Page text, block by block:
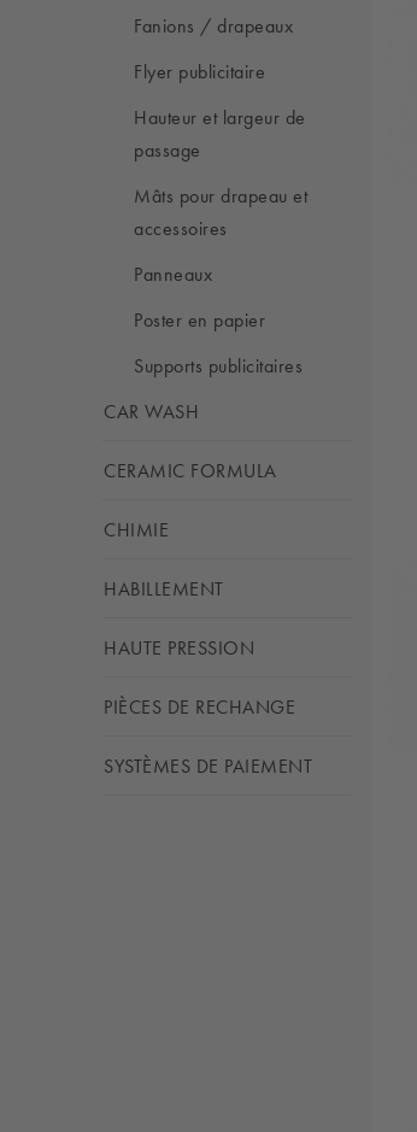
Fanions / drapeaux
Flyer publicitaire
Hauteur et largeur de
passage
Mâts pour drapeau et
accessoires
Panneaux
Poster en papier
Supports publicitaires
CAR WASH
CERAMIC FORMULA
CHIMIE
HABILLEMENT
HAUTE PRESSION
PIÈCES DE RECHANGE
SYSTÈMES DE PAIEMENT